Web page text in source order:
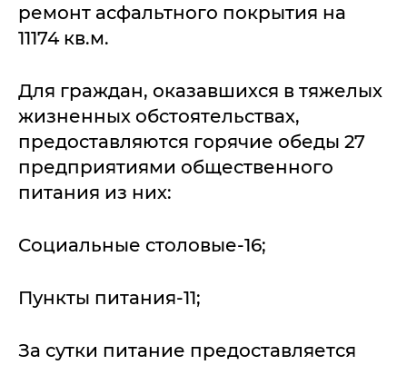
ремонт асфальтного покрытия на
11174 кв.м.
Для граждан, оказавшихся в тяжелых
жизненных обстоятельствах,
предоставляются горячие обеды 27
предприятиями общественного
питания из них:
Социальные столовые-16;
Пункты питания-11;
За сутки питание предоставляется